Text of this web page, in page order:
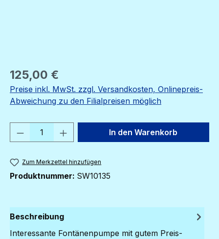
Regulärer Preis:
125,00 €
Preise inkl. MwSt. zzgl. Versandkosten, Onlinepreis-
Abweichung zu den Filialpreisen möglich
Produkt Anzahl: Gib denIn den Warenkorb
Zum Merkzettel hinzufügen
Produktnummer: SW10135
Beschreibung
Interessante Fontänenpumpe mit gutem Preis-